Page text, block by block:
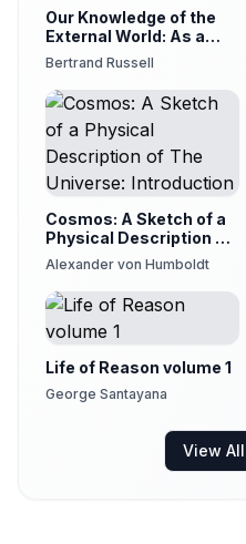
Our Knowledge of the
External World: As a
Field for Scientific
Method in Philosophy
Bertrand Russell
Cosmos: A Sketch of a
Physical Description of
The Universe:
Introduction
Alexander von Humboldt
Life of Reason volume 1
George Santayana
View